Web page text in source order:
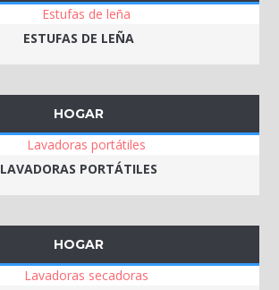
ESTUFAS DE LEÑA
HOGAR
LAVADORAS PORTÁTILES
HOGAR